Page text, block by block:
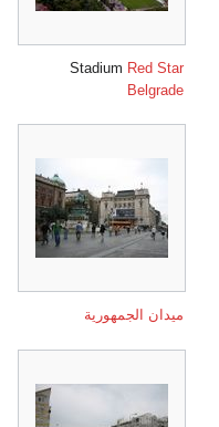
Stadium Red Star
Belgrade
ميدان الجمهورية